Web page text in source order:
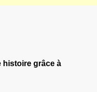
histoire grâce à